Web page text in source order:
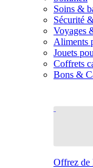
Soins &
Sécurité
Voyages
Aliments
Jouets
Coffrets
Bons &
Offrez de